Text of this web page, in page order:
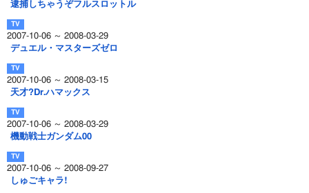
逮捕しちゃうぞフルスロットル
2007-10-06 ～ 2008-03-29
デュエル・マスターズゼロ
2007-10-06 ～ 2008-03-15
天才?Dr.ハマックス
2007-10-06 ～ 2008-03-29
機動戦士ガンダム00
2007-10-06 ～ 2008-09-27
しゅごキャラ!